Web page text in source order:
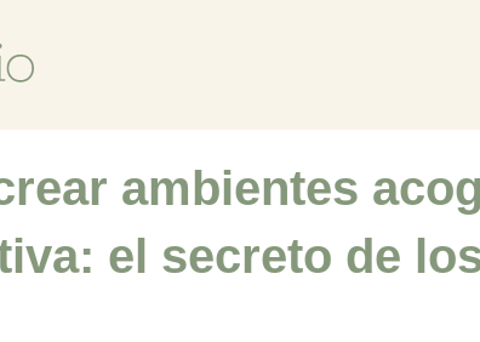
ambientes
el secreto de